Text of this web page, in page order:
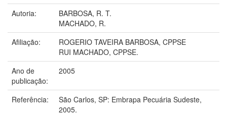
Autoria:
BARBOSA, R. T.
MACHADO, R.
Afiliação:
ROGERIO TAVEIRA BARBOSA, CPPSE
RUI MACHADO, CPPSE.
Ano de
publicação:
2005
Referência:
São Carlos, SP: Embrapa Pecuária Sudeste,
2005.